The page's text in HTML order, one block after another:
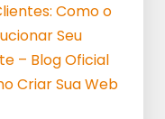
Como o
Seu
– Blog Oficial
Criar Sua Web